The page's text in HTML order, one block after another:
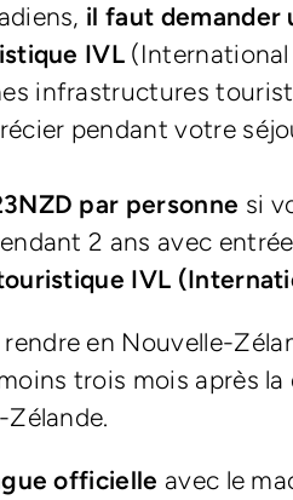
il faut demander
IVL
infrastructures
pendant votre
par personne si
2 ans avec
IVL
en Nouvelle-
trois mois après
officielle avec le